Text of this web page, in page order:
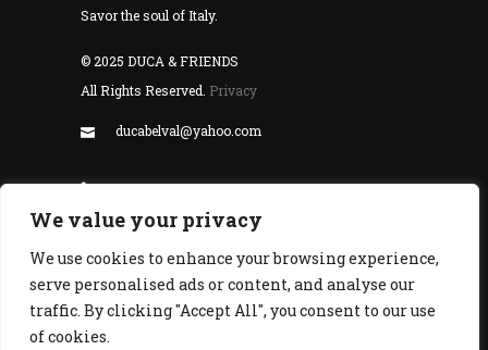
We value your privacy
We use cookies to enhance your browsing experience,
serve personalised ads or content, and analyse our
traffic. By clicking "Accept All", you consent to our use
of cookies.
Savor the soul of Italy.
© 2025 DUCA & FRIENDS
All Rights Reserved. Privacy
ducabelval@yahoo.com
+352 24 55 99 77
Alzette Luxembourg
FOLLOW US